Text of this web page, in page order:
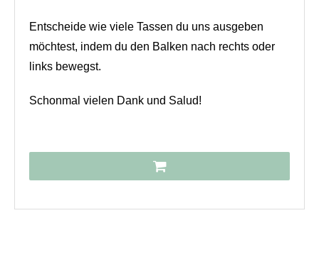
Entscheide wie viele Tassen du uns ausgeben
möchtest, indem du den Balken nach rechts oder
links bewegst.
Schonmal vielen Dank und Salud!